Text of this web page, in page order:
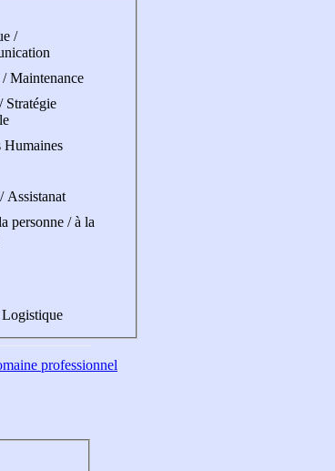
/
Maintenance
Stratégie
Humaines
Assistanat
personne / à la
professionnel